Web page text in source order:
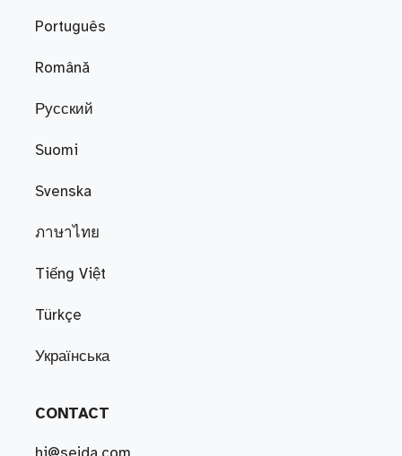
Português
Română
Русский
Suomi
Svenska
ภาษาไทย
Tiếng Việt
Türkçe
Українська
CONTACT